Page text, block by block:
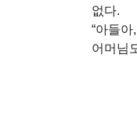
없다.
“아들
어머님